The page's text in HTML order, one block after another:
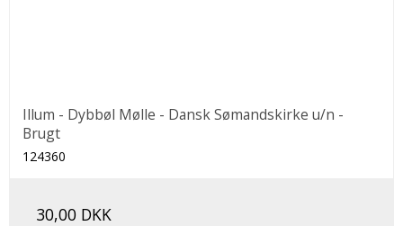
Illum - Dybbøl Mølle - Dansk Sømandskirke u/n -
Brugt
124360
30,00 DKK